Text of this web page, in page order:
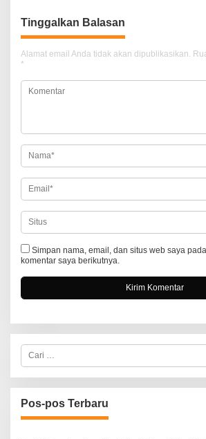
g
a
s
o
s
Tinggalkan Balasan
Alamat email Anda tidak akan dipublikasikan.
*
Simpan nama, email, dan situs web saya
komentar saya berikutnya.
C
r
i
u
n
u
Pos-pos Terbaru